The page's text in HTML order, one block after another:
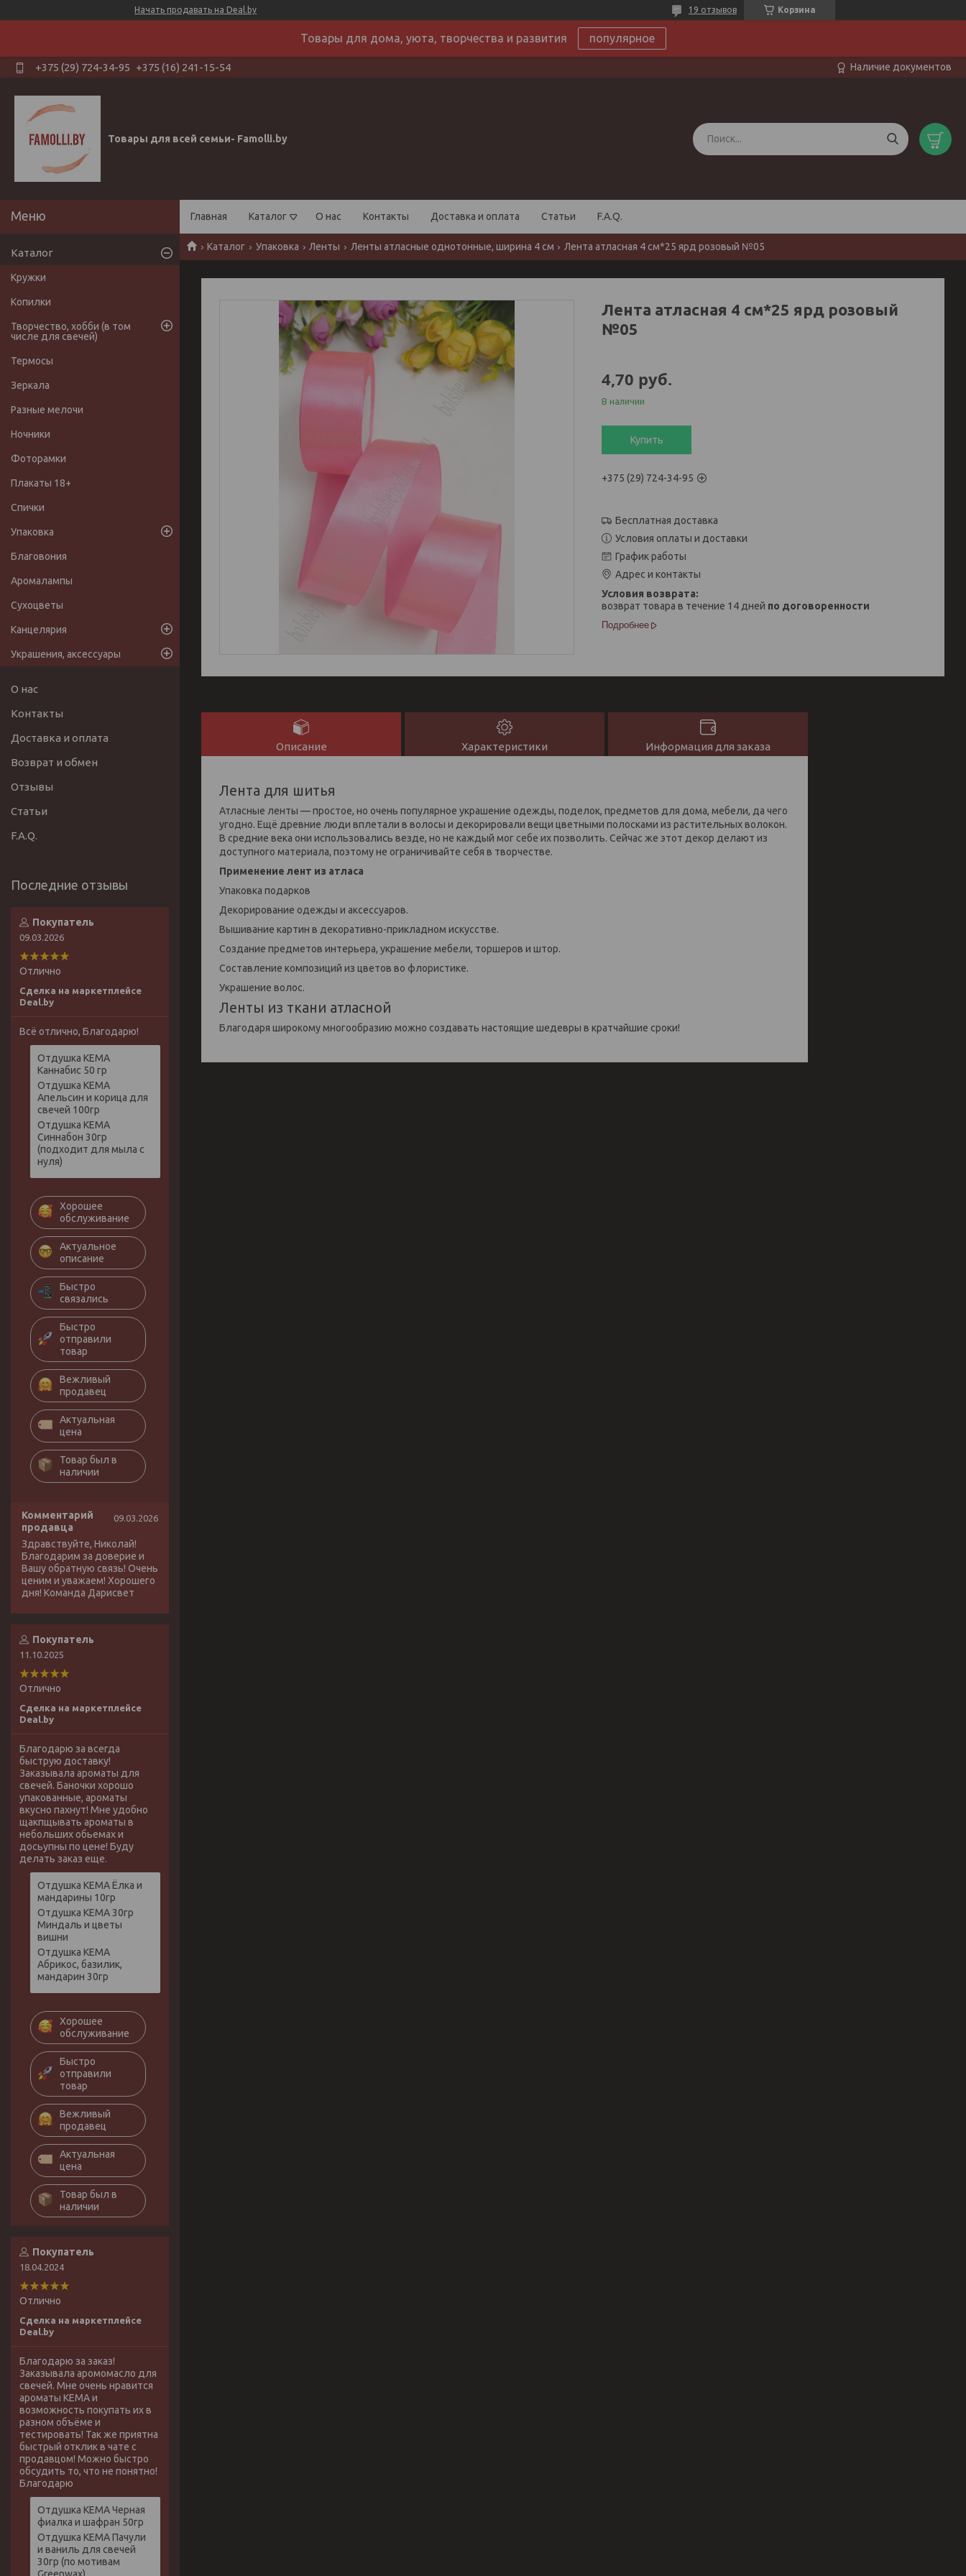
Начать продавать на Deal.by Корзина
19 отзывов
Товары для дома, уюта, творчества и развития популярное
+375 (29) 724-34-95 +375 (16) 241-15-54 Наличие документов
Товары для всей семьи- Famolli.by
Главная Каталог О нас Контакты Доставка и оплата Статьи F.A.Q.
Каталог Упаковка Ленты Ленты атласные однотонные, ширина 4 см Лента атласная 4 см*25 ярд розовый №05
Лента атласная 4 см*25 ярд розовый
№05
4,70 руб.
В наличии
Купить
+375 (29) 724-34-95
Бесплатная доставка
Условия оплаты и доставки
График работы
Адрес и контакты
возврат товара в течение 14 дней по договоренности
Подробнее
Описание Характеристики Информация для заказа
Лента для шитья
Атласные ленты — простое, но очень популярное украшение одежды, поделок, предметов для дома, мебели, да чего
угодно. Ещё древние люди вплетали в волосы и декорировали вещи цветными полосками из растительных волокон.
В средние века они использовались везде, но не каждый мог себе их позволить. Сейчас же этот декор делают из
доступного материала, поэтому не ограничивайте себя в творчестве.
Применение лент из атласа
Упаковка подарков
Декорирование одежды и аксессуаров.
Вышивание картин в декоративно-прикладном искусстве.
Создание предметов интерьера, украшение мебели, торшеров и штор.
Составление композиций из цветов во флористике.
Украшение волос.
Ленты из ткани атласной
Благодаря широкому многообразию можно создавать настоящие шедевры в кратчайшие сроки!
Каталог
Кружки
Копилки
Творчество, хобби (в том
числе для свечей)
Термосы
Зеркала
Разные мелочи
Ночники
Фоторамки
Плакаты 18+
Спички
Упаковка
Благовония
Аромалампы
Сухоцветы
Канцелярия
Украшения, аксессуары
О нас
Контакты
Доставка и оплата
Возврат и обмен
Отзывы
Статьи
F.A.Q.
Покупатель
09.03.2026
Отлично
Сделка на маркетплейсе
Deal.by
Всё отлично, Благодарю!
Отдушка КЕМА
Каннабис 50 гр
Отдушка КЕМА
Апельсин и корица для
свечей 100гр
Отдушка КЕМА
Синнабон 30гр
(подходит для мыла с
нуля)
Хорошее
обслуживание
Актуальное
описание
Быстро
связались
Быстро
отправили
товар
Вежливый
продавец
Актуальная
цена
Товар был в
наличии
Комментарий
продавца
09.03.2026
Здравствуйте, Николай!
Благодарим за доверие и
Вашу обратную связь! Очень
ценим и уважаем! Хорошего
дня! Команда Дарисвет
Покупатель
11.10.2025
Отлично
Сделка на маркетплейсе
Deal.by
Благодарю за всегда
быструю доставку!
Заказывала ароматы для
свечей. Баночки хорошо
упакованные, ароматы
вкусно пахнут! Мне удобно
щакпщывать ароматы в
небольших обьемах и
досьупны по цене! Буду
делать заказ еще.
Отдушка КЕМА Ёлка и
мандарины 10гр
Отдушка КЕМА 30гр
Миндаль и цветы
вишни
Отдушка КЕМА
Абрикос, базилик,
мандарин 30гр
Хорошее
обслуживание
Быстро
отправили
товар
Вежливый
продавец
Актуальная
цена
Товар был в
наличии
Покупатель
18.04.2024
Отлично
Сделка на маркетплейсе
Deal.by
Благодарю за заказ!
Заказывала аромомасло для
свечей. Мне очень нравится
ароматы КЕМА и
возможность покупать их в
разном объёме и
тестировать! Так же приятна
быстрый отклик в чате с
продавцом! Можно быстро
обсудить то, что не понятно!
Благодарю
Отдушка КЕМА Черная
фиалка и шафран 50гр
Отдушка КЕМА Пачули
и ваниль для свечей
30гр (по мотивам